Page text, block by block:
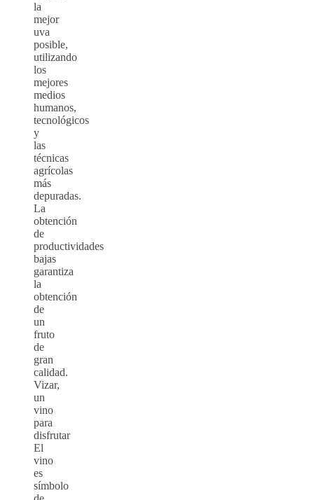
la
mejor
uva
posible,
utilizando
los
mejores
medios
humanos,
tecnológicos
y
las
técnicas
agrícolas
más
depuradas.
La
obtención
de
productividades
bajas
garantiza
la
obtención
de
un
fruto
de
gran
calidad.
Vizar,
un
vino
para
disfrutar
El
vino
es
símbolo